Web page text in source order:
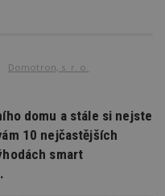
Domotron, s. r. o.
domu a stále si nejste
10 nejčastějších
smart